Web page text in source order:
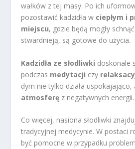
wałków z tej masy. Po ich
pozostawić kadzidła w ciepłym i
miejscu, gdzie będą mogły
stwardnieją, są gotowe do użycia.
Kadzidła ze słodliwki doskonale
podczas medytacji czy
dym nie tylko działa uspokajająco,
atmosferę z negatywnych energii.
Co więcej, nasiona słodliwki
tradycyjnej medycynie. W postaci
być pomocne w przypadku